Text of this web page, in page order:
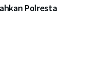
Polresta